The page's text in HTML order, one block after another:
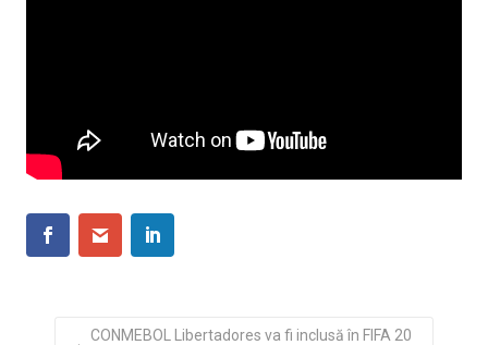
CONMEBOL Libertadores va fi inclusă în FIFA 20